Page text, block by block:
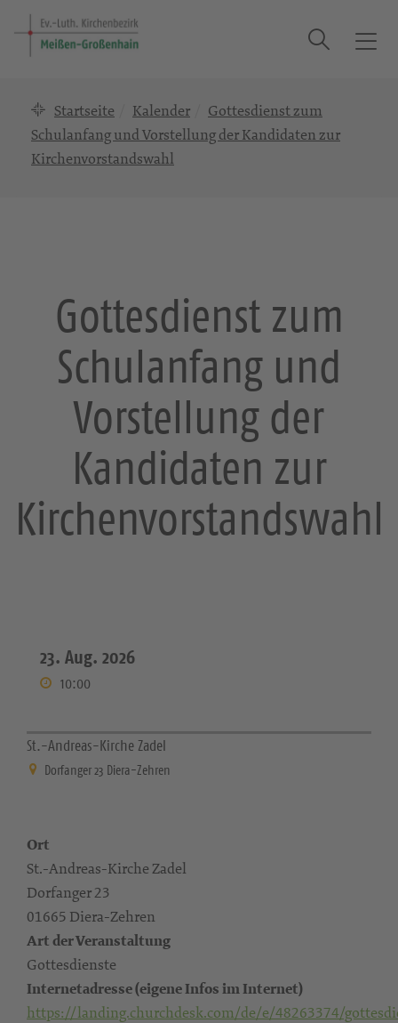
T
Suche
Startseite Kalender
Gottesdienst zum
Schulanfang und Vorstellung der Kandidaten zur
Kirchenvorstandswahl
Gottesdienst zum
Schulanfang und
Vorstellung der
Kandidaten zur
Kirchenvorstandswahl
23. Aug. 2026
10:00
St.-Andreas-Kirche Zadel
Dorfanger 23 Diera-Zehren
Ort
St.-Andreas-Kirche Zadel
Dorfanger 23
01665 Diera-Zehren
Art der Veranstaltung
Gottesdienste
Internetadresse (eigene Infos im Internet)
https://landing.churchdesk.com/de/e/48263374/